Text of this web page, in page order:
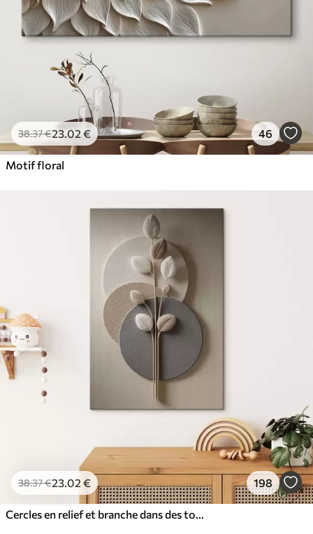
38.37€23.02€ 46
Motif floral
38.37€23.02 € 198
Cercles en relief et branche dans des tons neutres chauds